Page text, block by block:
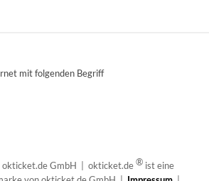
mit folgenden Begriff
GmbH | okticket.de® ist eine